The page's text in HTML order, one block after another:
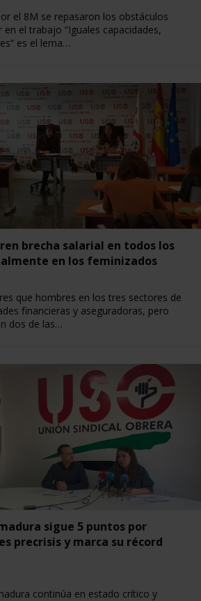
el 8M se repasaron los obstáculos
el trabajo “Iguales capacidades,
es el lema…
brecha salarial en todos los
en los feminizados
que hombres en los tres sectores de
financieras y aseguradoras, pero
dos de las…
sigue 5 puntos por
precrisis y marca su récord
continúa en estado crítico y